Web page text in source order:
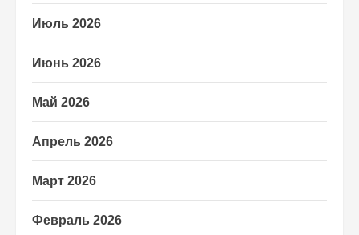
Июль 2026
Июнь 2026
Май 2026
Апрель 2026
Март 2026
Февраль 2026